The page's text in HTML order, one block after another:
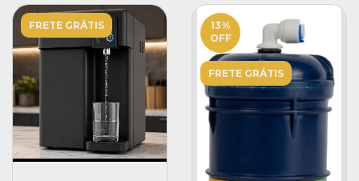
FRETE GRÁTIS 13%
OFF
FRETE GRÁTIS